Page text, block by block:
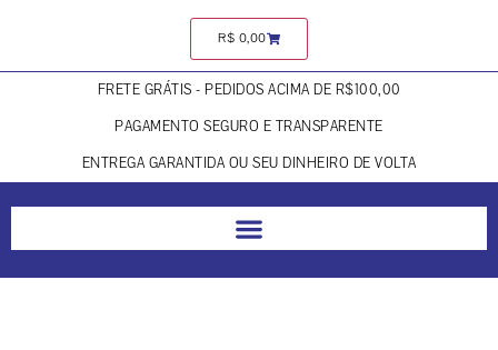
R$ 0,00
FRETE GRÁTIS - PEDIDOS ACIMA DE R$100,00
PAGAMENTO SEGURO E TRANSPARENTE
ENTREGA GARANTIDA OU SEU DINHEIRO DE VOLTA